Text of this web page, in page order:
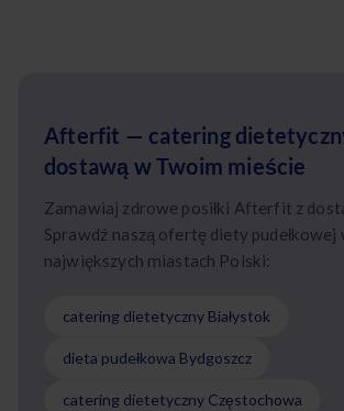
Afterfit — catering
dostawą w Twoim mieście
Zamawiaj zdrowe posiłki Afterfit z
Sprawdź naszą ofertę diety pudełkowej
największych miastach Polski:
catering dietetyczny Białystok
dieta pudełkowa Bydgoszcz
catering dietetyczny Częstochowa